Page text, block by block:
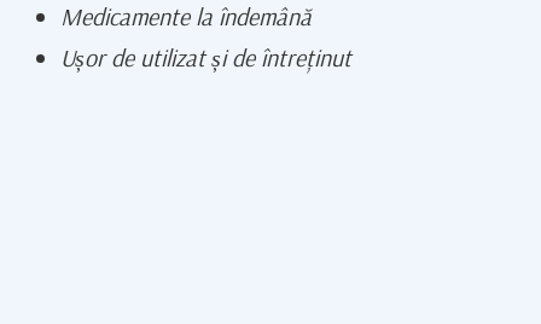
Medicamente la îndemână
Ușor de utilizat și de întreținut